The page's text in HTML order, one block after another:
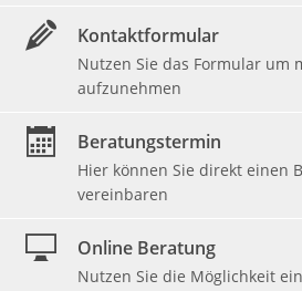
Kontaktformular
Nutzen Sie das Formular um
aufzunehmen
Beratungstermin
Hier können Sie direkt einen
vereinbaren
Online Beratung
Nutzen Sie die Möglichkeit